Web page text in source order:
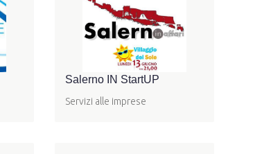
Salerno IN StartUP
Servizi alle imprese